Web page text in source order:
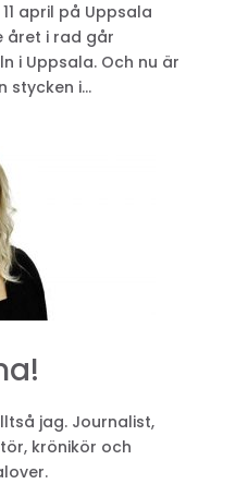
april på Uppsala
året i rad går
i Uppsala. Och nu är
stycken i...
jag. Journalist,
krönikör och